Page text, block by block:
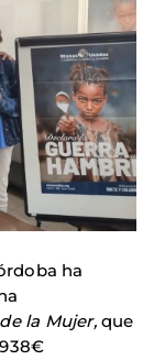
ha
la Mujer,que